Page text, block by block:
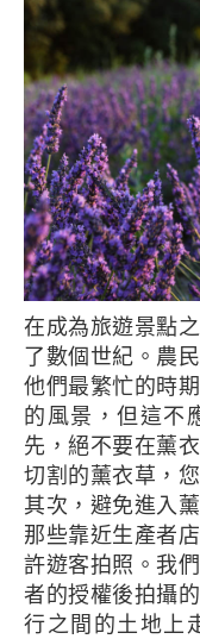
在成為旅遊景點之前，薰衣草田已經由當地人種植
了數個世紀。農
他們最繁忙的時
的風景，但這不
先，絕不要在薰
切割的薰衣草，
其次，避免進入
那些靠近生產者
許遊客拍照。我
者的授權後拍攝
行之間的土地上